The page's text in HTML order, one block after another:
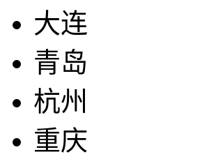
大连
青岛
杭州
重庆